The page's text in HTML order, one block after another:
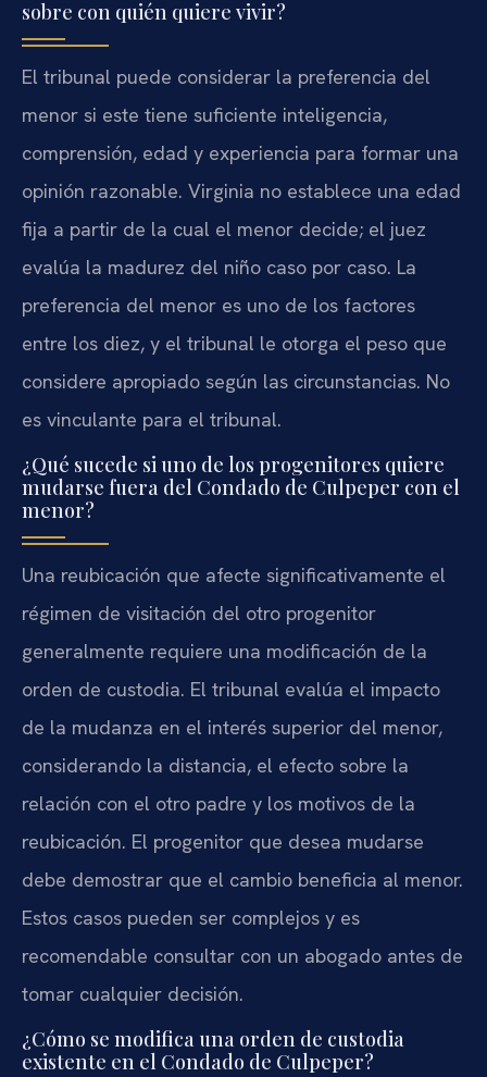
sobre con quién quiere vivir?
El tribunal puede considerar la preferencia del
menor si este tiene suficiente inteligencia,
comprensión, edad y experiencia para formar una
opinión razonable. Virginia no establece una edad
fija a partir de la cual el menor decide; el juez
evalúa la madurez del niño caso por caso. La
preferencia del menor es uno de los factores
entre los diez, y el tribunal le otorga el peso que
considere apropiado según las circunstancias. No
es vinculante para el tribunal.
¿Qué sucede si uno de los progenitores quiere
mudarse fuera del Condado de Culpeper con el
menor?
Una reubicación que afecte significativamente el
régimen de visitación del otro progenitor
generalmente requiere una modificación de la
orden de custodia. El tribunal evalúa el impacto
de la mudanza en el interés superior del menor,
considerando la distancia, el efecto sobre la
relación con el otro padre y los motivos de la
reubicación. El progenitor que desea mudarse
debe demostrar que el cambio beneficia al menor.
Estos casos pueden ser complejos y es
recomendable consultar con un abogado antes de
tomar cualquier decisión.
¿Cómo se modifica una orden de custodia
existente en el Condado de Culpeper?